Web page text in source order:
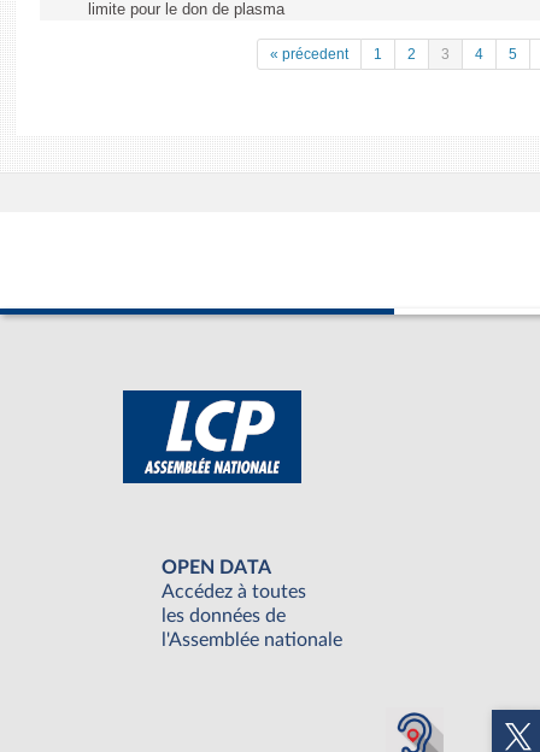
limite pour le don de plasma
« précedent 1 2 3 4 5
OPEN DATA
Accédez à toutes
les données de
l'Assemblée nationale